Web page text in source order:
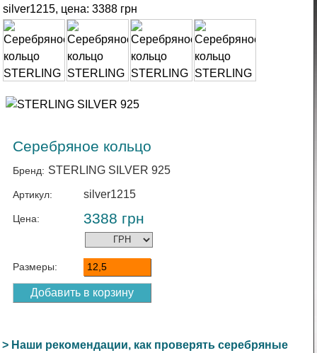
Серебряное кольцо
Бренд: STERLING SILVER 925
Артикул: silver1215
Цена: 3388 грн
Размеры: 12,5
> Наши рекомендации, как проверять серебряные